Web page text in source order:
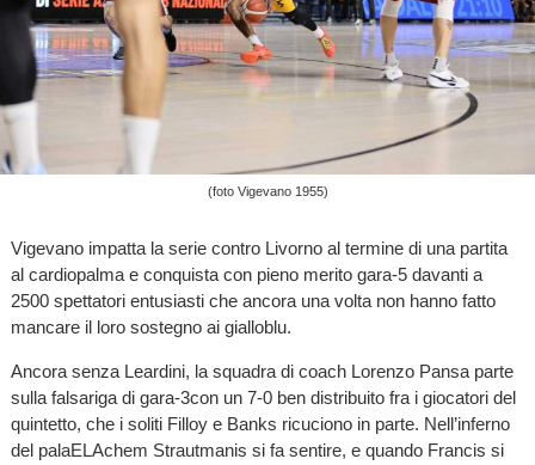
(foto Vigevano 1955)
Vigevano impatta la serie contro Livorno al termine di una partita
al cardiopalma e conquista con pieno merito gara-5 davanti a
2500 spettatori entusiasti che ancora una volta non hanno fatto
mancare il loro sostegno ai gialloblu.
Ancora senza Leardini, la squadra di coach Lorenzo Pansa parte
sulla falsariga di gara-3con un 7-0 ben distribuito fra i giocatori del
quintetto, che i soliti Filloy e Banks ricuciono in parte. Nell’inferno
del palaELAchem Strautmanis si fa sentire, e quando Francis si